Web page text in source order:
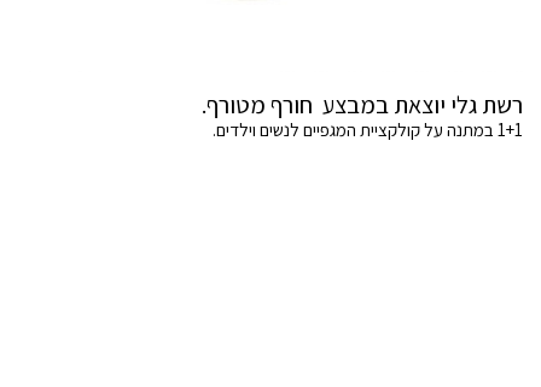
רשת גלי יוצאת במבצע חורף מטורף.
1+1 במתנה על קולקציית המגפיים לנשים וילדים.